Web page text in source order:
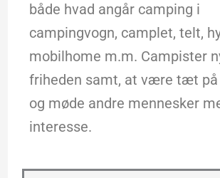
både hvad angår camping i
campingvogn, camplet, telt,
mobilhome m.m. Campister
friheden samt, at være tæt på
og møde andre mennesker
interesse.